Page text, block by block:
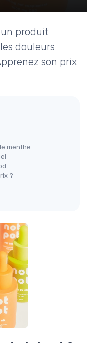
produit
douleurs
son prix
menthe
?